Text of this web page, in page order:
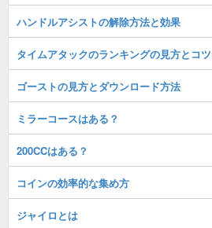
ハンドルアシストの解除方法と効果
タイムアタックのランキングの見方とコツ
ゴーストの見方とダウンロード方法
ミラーコースはある？
200CCはある？
コインの効率的な集め方
ジャイロとは